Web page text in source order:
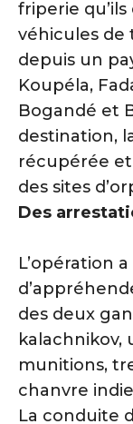
friperie
véhicules de
depuis un
Koupéla,
Bogandé et
destination,
récupérée
des sites
Des
L’opération
des deux
kalachnikov,
munitions,
chanvre
La conduite